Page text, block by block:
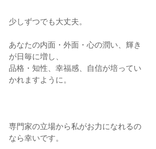
少しずつでも大丈夫。
あなたの内面・外面・心の潤い、輝き
が日毎に増し、
品格・知性、幸福感、自信が培ってい
かれますように。
専門家の立場から私がお力になれるの
なら幸いです。